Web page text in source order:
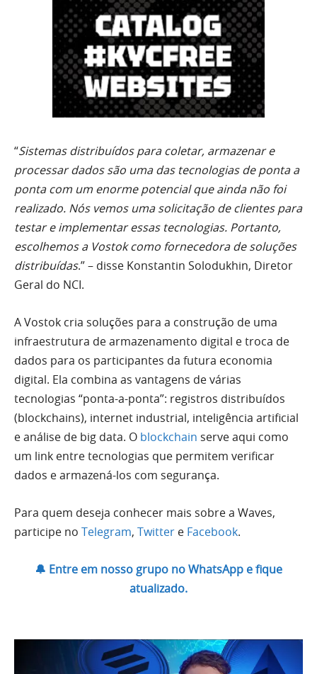
“Sistemas distribuídos para coletar, armazenar e
processar dados são uma das tecnologias de ponta a
ponta com um enorme potencial que ainda não foi
realizado. Nós vemos uma solicitação de clientes para
testar e implementar essas tecnologias. Portanto,
escolhemos a Vostok como fornecedora de soluções
distribuídas.” – disse Konstantin Solodukhin, Diretor
Geral do NCI.
A Vostok cria soluções para a construção de uma
infraestrutura de armazenamento digital e troca de
dados para os participantes da futura economia
digital. Ela combina as vantagens de várias
tecnologias “ponta-a-ponta”: registros distribuídos
(blockchains), internet industrial, inteligência artificial
e análise de big data. O blockchain serve aqui como
um link entre tecnologias que permitem verificar
dados e armazená-los com segurança.
Para quem deseja conhecer mais sobre a Waves,
participe no Telegram, Twitter e Facebook.
🔔 Entre em nosso grupo no WhatsApp e fique
atualizado.